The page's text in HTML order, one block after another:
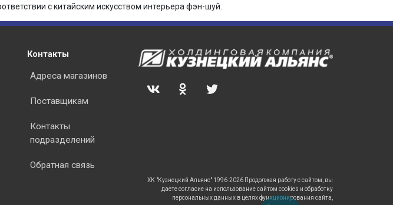
с китайским искусством интерьера фэн-шуй.
Контакты
Адреса магазинов
Поставщикам
Контакты
подразделений
Обратная связь
ХК "Кузнецкий Альянс" 1996-2026 Продолжая работу с сайтом, вы
даете согласие на использование сайтом cookies и обработку
персональных данных в целях функционирования сайта,